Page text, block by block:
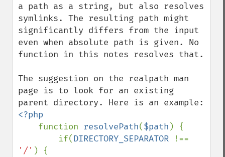
a path as a string, but also resolves
symlinks. The resulting path might
significantly differs from the input
even when absolute path is given. No
function in this notes resolves that.
The suggestion on the realpath man
page is to look for an existing
<?php
function resolvePath($path ) {
        if(
DIRECTORY_SEPARATOR
'/' ) {